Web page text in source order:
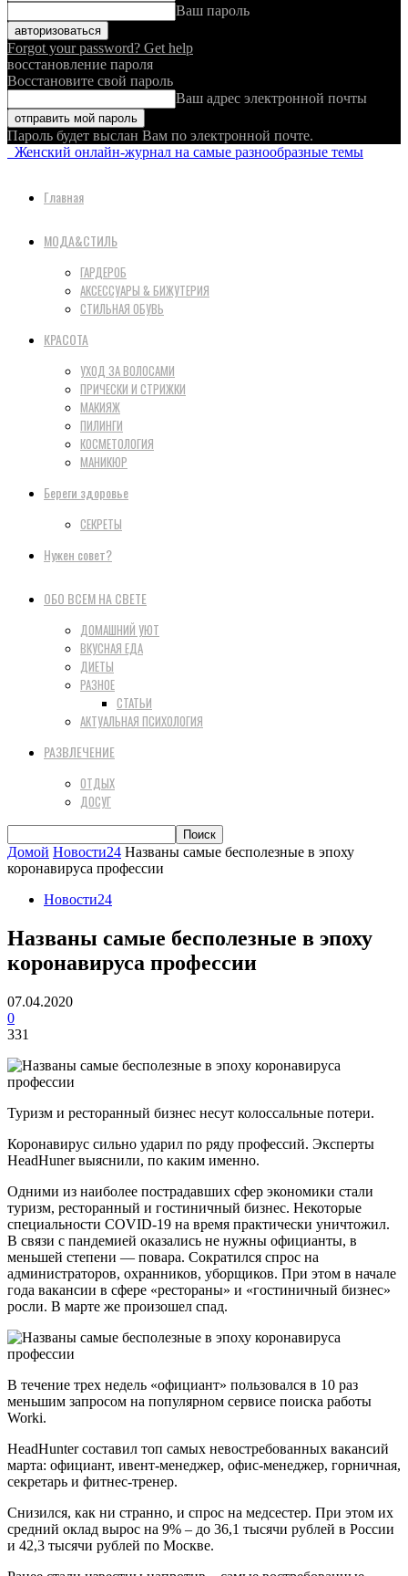
Ваш пароль
Forgot your password? Get help
восстановление пароля
Восстановите свой пароль
Ваш адрес электронной почты
Пароль будет выслан Вам по электронной почте.
Женский онлайн-журнал на самые разнообразные темы
Главная
МОДА&СТИЛЬ
ГАРДЕРОБ
АКСЕССУАРЫ & БИЖУТЕРИЯ
СТИЛЬНАЯ ОБУВЬ
КРАСОТА
УХОД ЗА ВОЛОСАМИ
ПРИЧЕСКИ И СТРИЖКИ
МАКИЯЖ
ПИЛИНГИ
КОСМЕТОЛОГИЯ
МАНИКЮР
Береги здоровье
СЕКРЕТЫ
Нужен совет?
ОБО ВСЕМ НА СВЕТЕ
ДОМАШНИЙ УЮТ
ВКУСНАЯ ЕДА
ДИЕТЫ
РАЗНОЕ
СТАТЬИ
АКТУАЛЬНАЯ ПСИХОЛОГИЯ
РАЗВЛЕЧЕНИЕ
ОТДЫХ
ДОСУГ
Домой Новости24 Названы самые бесполезные в эпоху
коронавируса профессии
Новости24
Названы самые бесполезные в эпоху
коронавируса профессии
07.04.2020
0
331
Туризм и ресторанный бизнес несут колоссальные потери.
Коронавирус сильно ударил по ряду профессий. Эксперты
HeadHuner выяснили, по каким именно.
Одними из наиболее пострадавших сфер экономики стали
туризм, ресторанный и гостиничный бизнес. Некоторые
специальности COVID-19 на время практически уничтожил.
В связи с пандемией оказались не нужны официанты, в
меньшей степени — повара. Сократился спрос на
администраторов, охранников, уборщиков. При этом в начале
года вакансии в сфере «рестораны» и «гостиничный бизнес»
росли. В марте же произошел спад.
В течение трех недель «официант» пользовался в 10 раз
меньшим запросом на популярном сервисе поиска работы
Worki.
HeadHunter составил топ самых невостребованных вакансий
марта: официант, ивент-менеджер, офис-менеджер, горничная,
секретарь и фитнес-тренер.
Снизился, как ни странно, и спрос на медсестер. При этом их
средний оклад вырос на 9% – до 36,1 тысячи рублей в России
и 42,3 тысячи рублей по Москве.